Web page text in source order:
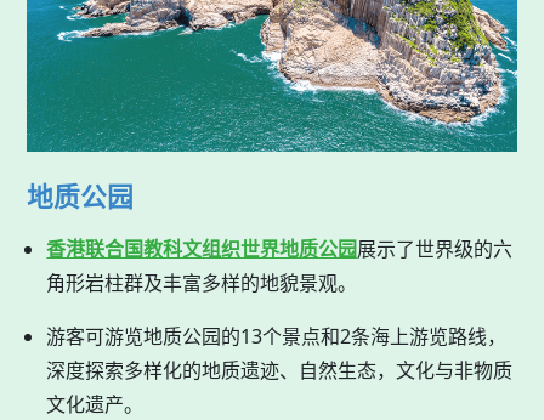
地质公园
香港联合国教科文组织世界地质公园展示了世界级的六
角形岩柱群及丰富多样的地貌景观。
游客可游览地质公园的13个景点和2条海上游览路线，
深度探索多样化的地质遗迹、自然生态，文化与非物质
文化遗产。